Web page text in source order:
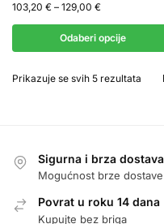
103,20 € – 129,00 €
Odaberi opcije
Prikazuje se svih 5 rezultata
Sigurna i brza dostava
Mogućnost brze dostave
Povrat u roku 14 dana
Kupujte bez briga